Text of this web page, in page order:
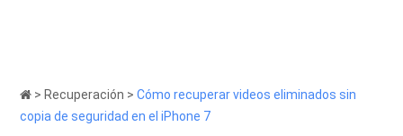
>Recuperación >Cómo recuperar videos eliminados sin
copia de seguridad en el iPhone 7